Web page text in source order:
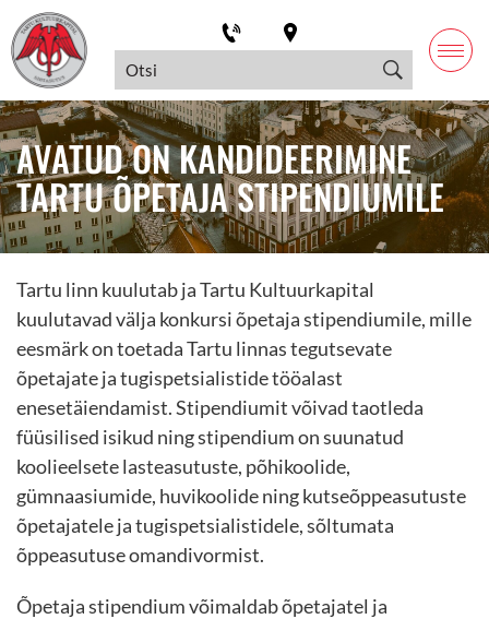
AVATUD ON KANDIDEERIMINE
TARTU ÕPETAJA STIPENDIUMILE
Tartu linn kuulutab ja Tartu Kultuurkapital
kuulutavad välja konkursi õpetaja stipendiumile, mille
eesmärk on toetada Tartu linnas tegutsevate
õpetajate ja tugispetsialistide tööalast
enesetäiendamist. Stipendiumit võivad taotleda
füüsilised isikud ning stipendium on suunatud
koolieelsete lasteasutuste, põhikoolide,
gümnaasiumide, huvikoolide ning kutseõppeasutuste
õpetajatele ja tugispetsialistidele, sõltumata
õppeasutuse omandivormist.
Õpetaja stipendium võimaldab õpetajatel ja